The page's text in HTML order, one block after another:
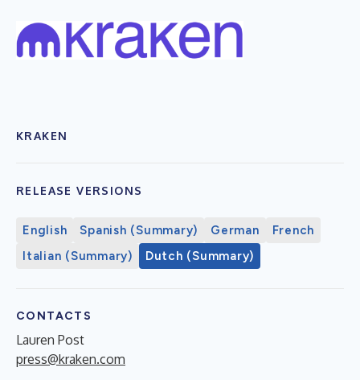
KRAKEN
RELEASE VERSIONS
English Spanish (Summary) German
French
Italian (Summary)
Dutch (Summary)
CONTACTS
Lauren Post
press@kraken.com